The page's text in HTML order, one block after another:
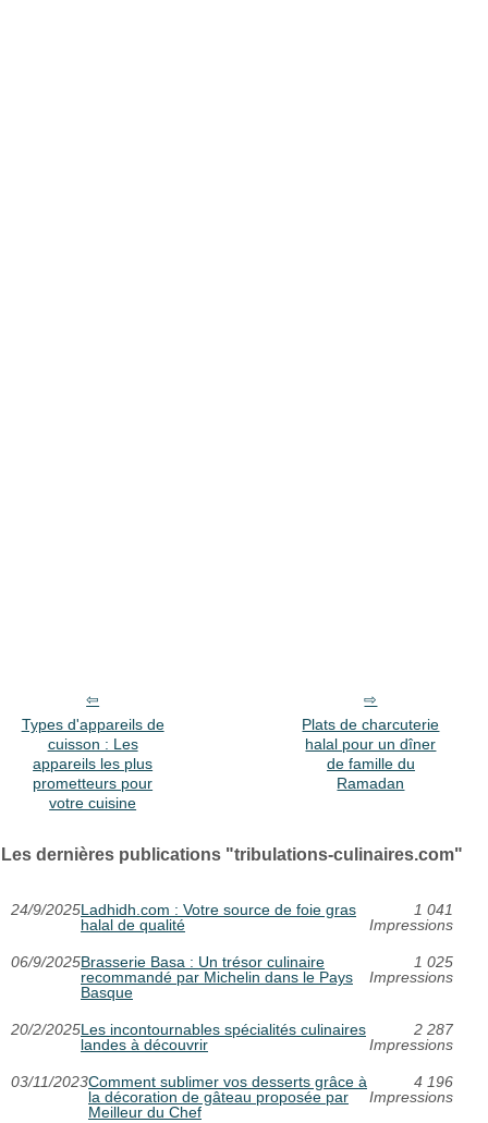
Types d'appareils de
cuisson : Les
appareils les plus
prometteurs pour
votre cuisine
Plats de charcuterie
halal pour un dîner
de famille du
Ramadan
Les dernières publications "tribulations-culinaires.com"
24/9/2025Ladhidh.com : Votre source de foie gras
halal de qualité
1 041
Impressions
06/9/2025Brasserie Basa : Un trésor culinaire
recommandé par Michelin dans le Pays
Basque
1 025
Impressions
20/2/2025Les incontournables spécialités culinaires
landes à découvrir
2 287
Impressions
03/11/2023Comment sublimer vos desserts grâce à
la décoration de gâteau proposée par
Meilleur du Chef
4 196
Impressions